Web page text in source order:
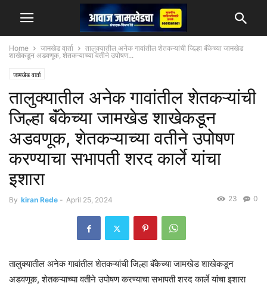
Home जामखेड वार्ता
तालुक्यातील अनेक गावांतील शेतकऱ्यांची जिल्हा बॅंकेच्या जामखेड
शाखेकडून अडवणूक, शेतकऱ्याच्या वतीने उपोषण...
जामखेड वार्ता
तालुक्यातील अनेक गावांतील शेतकऱ्यांची
जिल्हा बॅंकेच्या जामखेड शाखेकडून
अडवणूक, शेतकऱ्याच्या वतीने उपोषण
करण्याचा सभापती शरद कार्ले यांचा
इशारा
By kiran Rede - April 25, 2024 0
23
तालुक्यातील अनेक गावांतील शेतकऱ्यांची जिल्हा बॅंकेच्या जामखेड शाखेकडून
अडवणूक, शेतकऱ्याच्या वतीने उपोषण करण्याचा सभापती शरद कार्ले यांचा इशारा